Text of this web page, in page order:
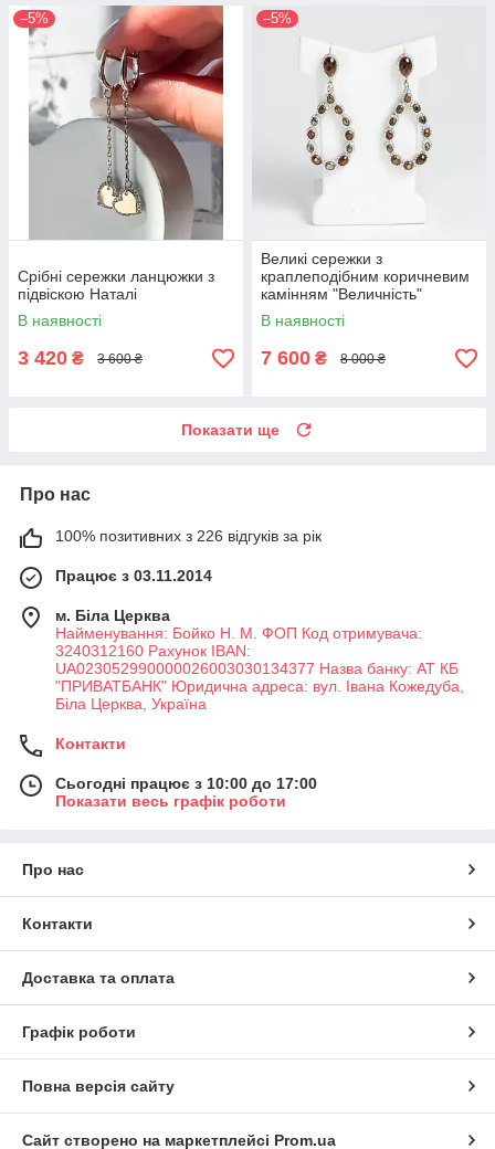
–5%
Срібні сережки ланцюжки з
підвіскою Наталі
В наявності
3 420 ₴ 3 600 ₴
–5%
Великі сережки з
краплеподібним коричневим
камінням "Величність"
В наявності
7 600 ₴ 8 000 ₴
Показати ще
Про нас
100% позитивних з 226 відгуків за рік
Працює з 03.11.2014
м. Біла Церква
Найменування: Бойко Н. М. ФОП Код отримувача:
3240312160 Рахунок IBAN:
UA023052990000026003030134377 Назва банку: АТ КБ
"ПРИВАТБАНК" Юридична адреса: вул. Івана Кожедуба,
Біла Церква, Україна
Контакти
Сьогодні працює з 10:00 до 17:00
Показати весь графік роботи
Про нас
Контакти
Доставка та оплата
Графік роботи
Повна версія сайту
Сайт створено на маркетплейсі Prom.ua